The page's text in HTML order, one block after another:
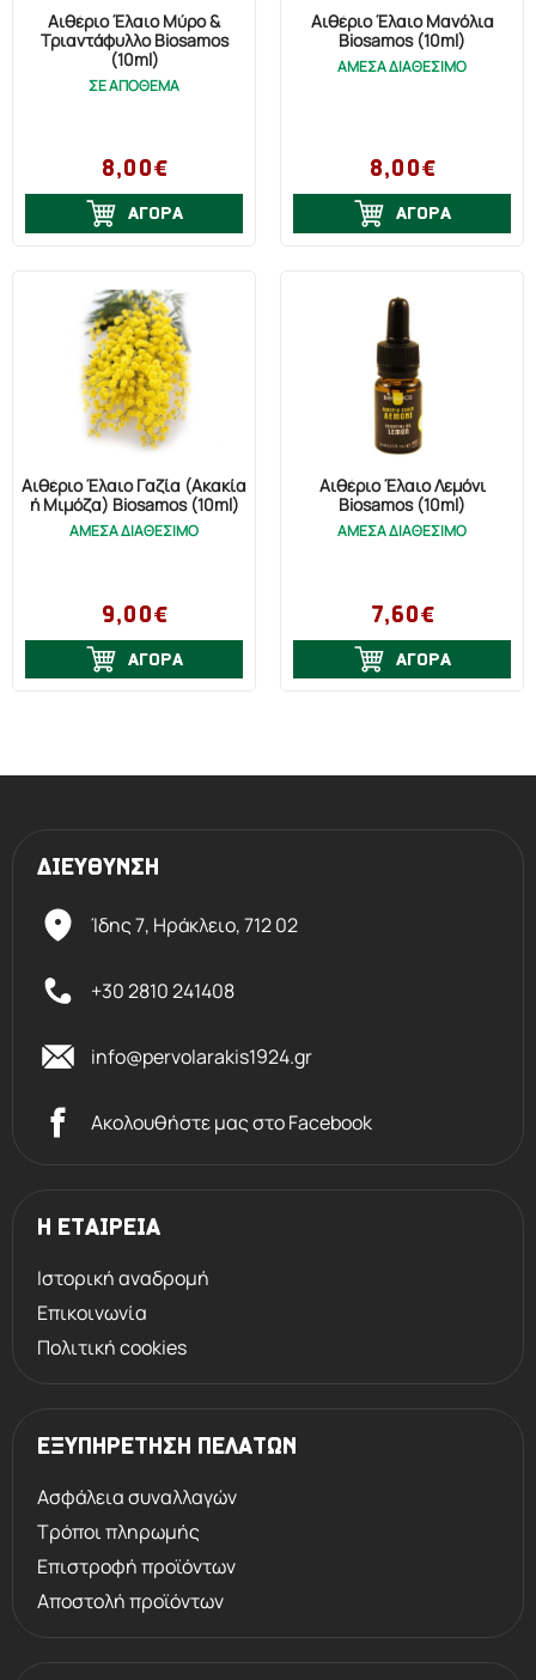
Αιθέριο Έλαιο Μύρο &
Τριαντάφυλλο Biosamos
(10ml)
ΣΕ ΑΠΟΘΕΜΑ
8,00€
ΑΓΟΡΑ
Αιθέριο Έλαιο Μανόλια
Biosamos (10ml)
ΑΜΕΣΑ ΔΙΑΘΕΣΙΜΟ
8,00€
ΑΓΟΡΑ
Αιθέριο Έλαιο Γαζία (Ακακία
ή Μιμόζα) Biosamos (10ml)
ΑΜΕΣΑ ΔΙΑΘΕΣΙΜΟ
9,00€
ΑΓΟΡΑ
Αιθέριο Έλαιο Λεμόνι
Biosamos (10ml)
ΑΜΕΣΑ ΔΙΑΘΕΣΙΜΟ
7,60€
ΑΓΟΡΑ
ΔΙΕΥΘΥΝΣΗ
Ίδης 7, Ηράκλειο,712 02
+30 2810 241408
info@pervolarakis1924.gr
Ακολουθήστε μας στο Facebook
Η ΕΤΑΙΡΕΙΑ
Ιστορική αναδρομή
Επικοινωνία
Πολιτική cookies
ΕΞΥΠΗΡΕΤΗΣΗ ΠΕΛΑΤΩΝ
Ασφάλεια συναλλαγών
Τρόποι πληρωμής
Επιστροφή προϊόντων
Αποστολή προϊόντων